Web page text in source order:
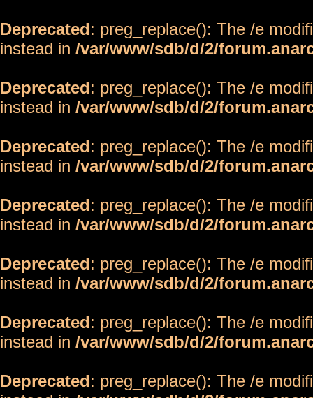
Deprecated: preg_replace(): The /e
instead in /var/www/sdb/d/2/
Deprecated: preg_replace(): The /e
instead in /var/www/sdb/d/2/
Deprecated: preg_replace(): The /e
instead in /var/www/sdb/d/2/
Deprecated: preg_replace(): The /e
instead in /var/www/sdb/d/2/
Deprecated: preg_replace(): The /e
instead in /var/www/sdb/d/2/
Deprecated: preg_replace(): The /e
instead in /var/www/sdb/d/2/
Deprecated: preg_replace(): The /e